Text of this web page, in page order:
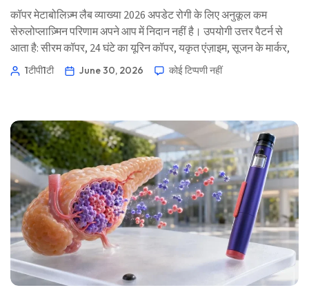
कॉपर मेटाबोलिज़्म लैब व्याख्या 2026 अपडेट रोगी के लिए अनुकूल कम
सेरुलोप्लाज़्मिन परिणाम अपने आप में निदान नहीं है। उपयोगी उत्तर पैटर्न से
आता है: सीरम कॉपर, 24 घंटे का यूरिन कॉपर, यकृत एंज़ाइम, सूजन के मार्कर,
लक्षण, और कभी-कभी आनुवंशिकी। 📖 ~11 मिनट 📅 30 जून, 2026 📝
1टीपी1टी June 30, 2026 कोई टिप्पणी नहीं